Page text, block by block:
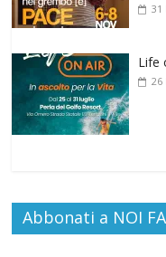
26
16
Abbonati a NOI